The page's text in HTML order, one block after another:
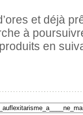
et déjà
à
en